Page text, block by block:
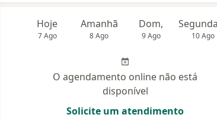
Hoje
7 Ago
Amanhã
8 Ago
Dom,
9 Ago 10 Ago
O agendamento online não está
disponível
Solicite um atendimento